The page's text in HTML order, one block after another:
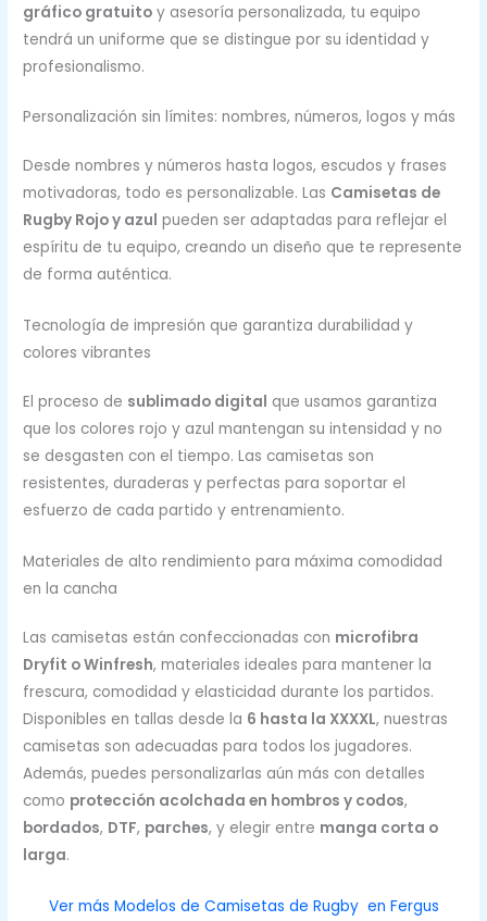
gráfico gratuito y asesoría personalizada, tu equipo
tendrá un uniforme que se distingue por su identidad y
profesionalismo.
Personalización sin límites: nombres, números, logos y más
Desde nombres y números hasta logos, escudos y frases
motivadoras, todo es personalizable. Las Camisetas de
Rugby Rojo y azul pueden ser adaptadas para reflejar el
espíritu de tu equipo, creando un diseño que te represente
de forma auténtica.
Tecnología de impresión que garantiza durabilidad y
colores vibrantes
El proceso de sublimado digital que usamos garantiza
que los colores rojo y azul mantengan su intensidad y no
se desgasten con el tiempo. Las camisetas son
resistentes, duraderas y perfectas para soportar el
esfuerzo de cada partido y entrenamiento.
Materiales de alto rendimiento para máxima comodidad
en la cancha
Las camisetas están confeccionadas con microfibra
Dryfit o Winfresh, materiales ideales para mantener la
frescura, comodidad y elasticidad durante los partidos.
Disponibles en tallas desde la 6 hasta la XXXXL, nuestras
camisetas son adecuadas para todos los jugadores.
Además, puedes personalizarlas aún más con detalles
como protección acolchada en hombros y codos,
bordados, DTF, parches, y elegir entre manga corta o
larga.
Ver más Modelos de Camisetas de Rugby en Fergus